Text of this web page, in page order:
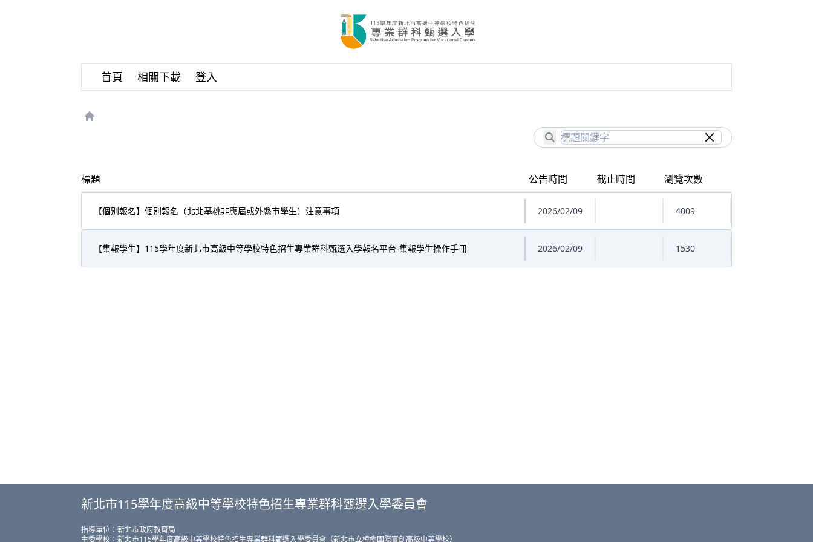
首頁 相關下載 登入
標題 公告時間 截止時間 瀏覽次數
【個別報名】個別報名（北北基桃非應屆或外縣市學生）注意事項 2026/02/09 4009
【集報學生】115學年度新北市高級中等學校特色招生專業群科甄選入學報名平台-集報學生操作手冊 2026/02/09 1530
新北市115學年度高級中等學校特色招生專業群科甄選入學委員會
指導單位：新北市政府教育局
主委學校：新北市115學年度高級中等學校特色招生專業群科甄選入學委員會（新北市立樟樹國際實創高級中等學校）